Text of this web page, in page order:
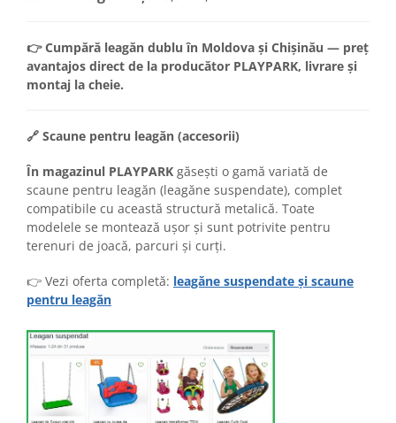
👉 Cumpără leagăn dublu în Moldova și Chișinău — preț
avantajos direct de la producător PLAYPARK, livrare și
montaj la cheie.
🔗 Scaune pentru leagăn (accesorii)
În magazinul PLAYPARK găsești o gamă variată de
scaune pentru leagăn (leagăne suspendate), complet
compatibile cu această structură metalică. Toate
modelele se montează ușor și sunt potrivite pentru
terenuri de joacă, parcuri și curți.
👉 Vezi oferta completă: leagăne suspendate și scaune
pentru leagăn